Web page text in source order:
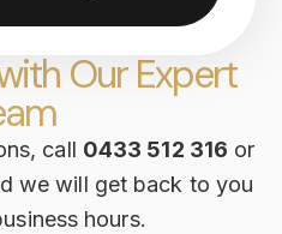
Our Expert
call 0433 512 316 or
we will get back to you
hours.